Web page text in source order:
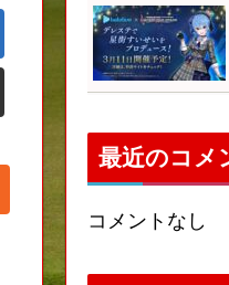
最近のコメ
コメントなし